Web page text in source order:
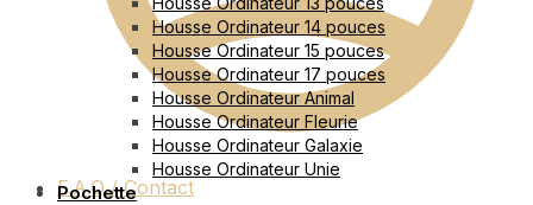
F.A.Q / Contact
Housse Ordinateur 14 pouces
Housse Ordinateur 15 pouces
Housse Ordinateur 17 pouces
Housse Ordinateur Animal
Housse Ordinateur Fleurie
Housse Ordinateur Galaxie
Housse Ordinateur Unie
Pochette